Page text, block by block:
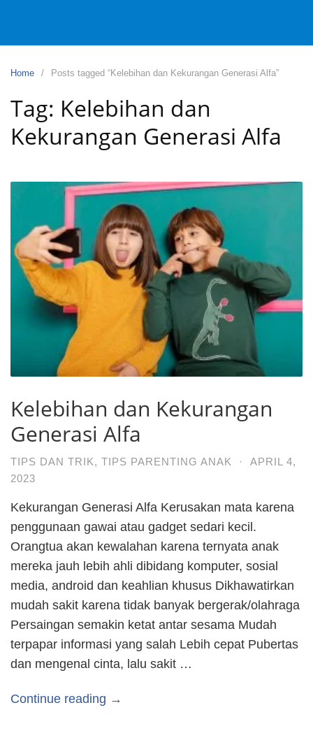
Home Posts tagged “Kelebihan dan Kekurangan Generasi Alfa”
Tag: Kelebihan dan
Kekurangan Generasi Alfa
Kelebihan dan Kekurangan
Generasi Alfa
TIPS DAN TRIK, TIPS PARENTING ANAK ·
APRIL 4,
2023
Kekurangan Generasi Alfa Kerusakan mata karena
penggunaan gawai atau gadget sedari kecil.
Orangtua akan kewalahan karena ternyata anak
mereka jauh lebih ahli dibidang komputer, sosial
media, android dan keahlian khusus Dikhawatirkan
mudah sakit karena tidak banyak bergerak/olahraga
Persaingan semakin ketat antar sesama Mudah
terpapar informasi yang salah Lebih cepat Pubertas
dan mengenal cinta, lalu sakit …
Continue reading →